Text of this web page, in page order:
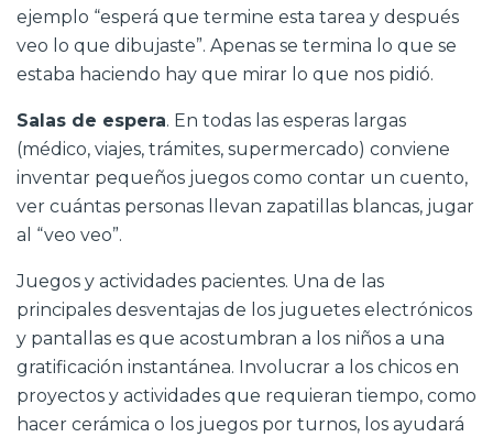
ejemplo “esperá que termine esta tarea y después
veo lo que dibujaste”. Apenas se termina lo que se
estaba haciendo hay que mirar lo que nos pidió.
Salas de espera. En todas las esperas largas
(médico, viajes, trámites, supermercado) conviene
inventar pequeños juegos como contar un cuento,
ver cuántas personas llevan zapatillas blancas, jugar
al “veo veo”.
Juegos y actividades pacientes. Una de las
principales desventajas de los juguetes electrónicos
y pantallas es que acostumbran a los niños a una
gratificación instantánea. Involucrar a los chicos en
proyectos y actividades que requieran tiempo, como
hacer cerámica o los juegos por turnos, los ayudará